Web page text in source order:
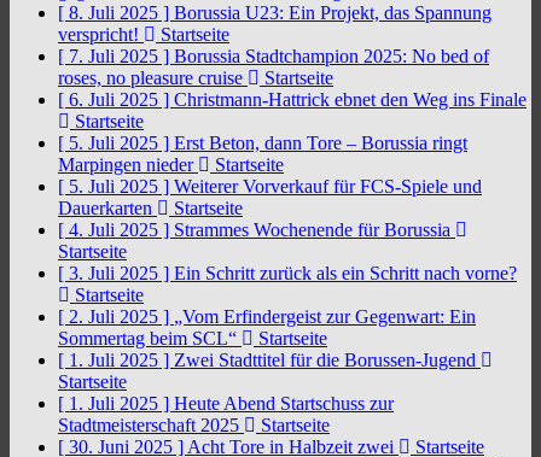
[ 8. Juli 2025 ] Borussia U23: Ein Projekt, das Spannung
verspricht!
Startseite
[ 7. Juli 2025 ] Borussia Stadtchampion 2025: No bed of
roses, no pleasure cruise
Startseite
[ 6. Juli 2025 ] Christmann-Hattrick ebnet den Weg ins Finale
Startseite
[ 5. Juli 2025 ] Erst Beton, dann Tore – Borussia ringt
Marpingen nieder
Startseite
[ 5. Juli 2025 ] Weiterer Vorverkauf für FCS-Spiele und
Dauerkarten
Startseite
[ 4. Juli 2025 ] Strammes Wochenende für Borussia
Startseite
[ 3. Juli 2025 ] Ein Schritt zurück als ein Schritt nach vorne?
Startseite
[ 2. Juli 2025 ] „Vom Erfindergeist zur Gegenwart: Ein
Sommertag beim SCL“
Startseite
[ 1. Juli 2025 ] Zwei Stadttitel für die Borussen-Jugend
Startseite
[ 1. Juli 2025 ] Heute Abend Startschuss zur
Stadtmeisterschaft 2025
Startseite
[ 30. Juni 2025 ] Acht Tore in Halbzeit zwei
Startseite